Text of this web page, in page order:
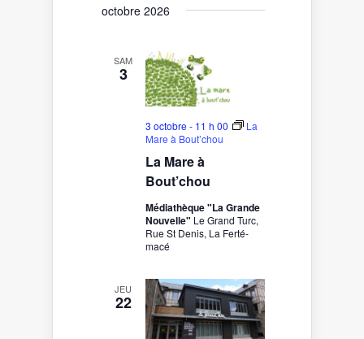
octobre 2026
SAM
3
La Mare à
Bout’chou
3 octobre - 11 h 00
La
Mare à Bout’chou
Médiathèque "La Grande
Nouvelle" Le Grand Turc,
Rue St Denis, La Ferté-
macé
JEU
22